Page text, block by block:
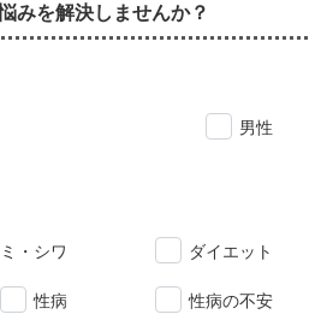
みを解決しませんか？
男性
・シワ ダイエット
性病 性病の不安